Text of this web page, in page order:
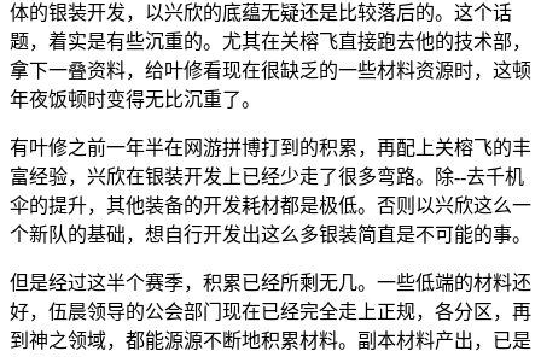
体的银装开发，以兴欣的底蕴无疑还是比较落后的。这个话
题，着实是有些沉重的。尤其在关榕飞直接跑去他的技术部，
拿下一叠资料，给叶修看现在很缺乏的一些材料资源时，这顿
年夜饭顿时变得无比沉重了。
有叶修之前一年半在网游拼博打到的积累，再配上关榕飞的丰
富经验，兴欣在银装开发上已经少走了很多弯路。除--去千机
伞的提升，其他装备的开发耗材都是极低。否则以兴欣这么一
个新队的基础，想自行开发出这么多银装简直是不可能的事。
但是经过这半个赛季，积累已经所剩无几。一些低端的材料还
好，伍晨领导的公会部门现在已经完全走上正规，各分区，再
到神之领域，都能源源不断地积累材料。副本材料产出，已是